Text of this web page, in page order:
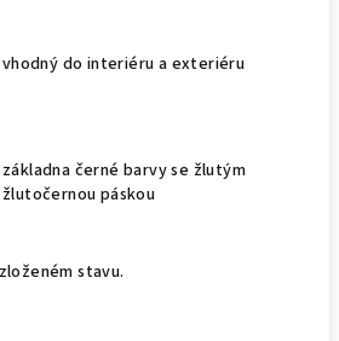
vhodný do interiéru a exteriéru
základna černé barvy se žlutým
páskou
stavu.